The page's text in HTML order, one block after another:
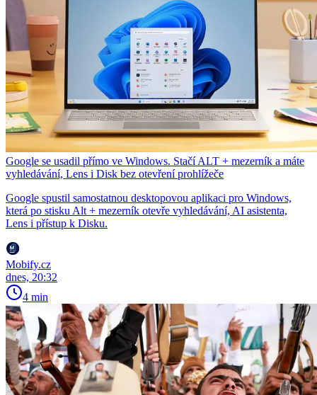
Google se usadil přímo ve Windows. Stačí ALT + mezerník a máte
vyhledávání, Lens i Disk bez otevření prohlížeče
Google spustil samostatnou desktopovou aplikaci pro Windows,
která po stisku Alt + mezerník otevře vyhledávání, AI asistenta,
Lens i přístup k Disku.
Mobify.cz
dnes, 20:32
4 min